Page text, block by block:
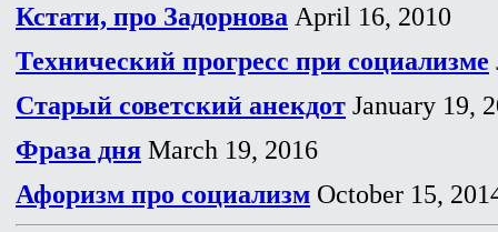
Кстати, про Задорнова April 16, 2010
Технический прогресс при социализме
Старый советский анекдот January 19,
Фраза дня March 19, 2016
Афоризм про социализм October 15,